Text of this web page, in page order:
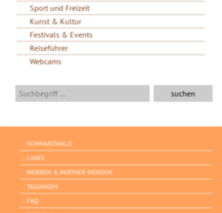
Sport und Freizeit
Kunst & Kultur
Festivals & Events
Reiseführer
Webcams
SCHWARZWALD
LINKS
WERBEN & PARTNER WERDEN
TAGUNGEN
FAQ